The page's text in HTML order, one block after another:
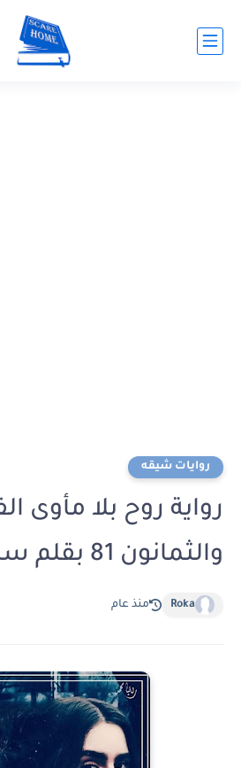
روايات شيقه
رواية روح بلا مأوى
والثمانون 81 بقلم سارة فتحي
Roka منذ عام